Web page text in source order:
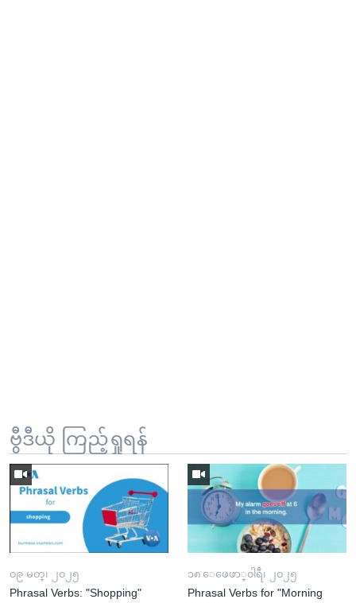
ဗွီဒီယို ကြည့်ရှုရန်
၀၉ မတ္၊ ၂၀၂၅
Phrasal Verbs: "Shopping"
၁၈ ေဖေဖာ္၀ါရီ၊ ၂၀၂၅
Phrasal Verbs for "Morning